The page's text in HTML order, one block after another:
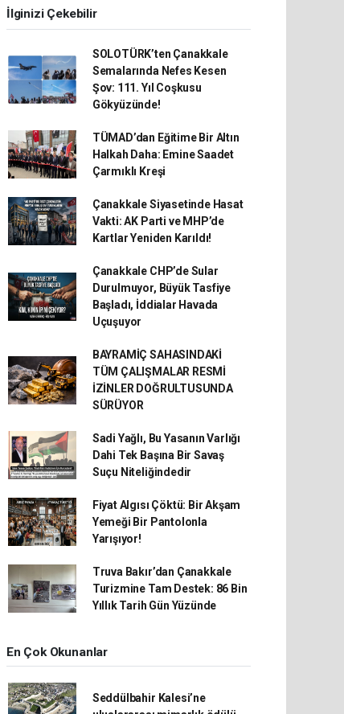
İlginizi Çekebilir
SOLOTÜRK’ten Çanakkale
Semalarında Nefes Kesen
Şov: 111. Yıl Coşkusu
Gökyüzünde!
TÜMAD’dan Eğitime Bir Altın
Halkah Daha: Emine Saadet
Çarmıklı Kreşi
Çanakkale Siyasetinde Hasat
Vakti: AK Parti ve MHP’de
Kartlar Yeniden Karıldı!
Çanakkale CHP’de Sular
Durulmuyor, Büyük Tasfiye
Başladı, İddialar Havada
Uçuşuyor
BAYRAMİÇ SAHASINDAKİ
TÜM ÇALIŞMALAR RESMİ
İZİNLER DOĞRULTUSUNDA
SÜRÜYOR
Sadi Yağlı, Bu Yasanın Varlığı
Dahi Tek Başına Bir Savaş
Suçu Niteliğindedir
Fiyat Algısı Çöktü: Bir Akşam
Yemeği Bir Pantolonla
Yarışıyor!
Truva Bakır’dan Çanakkale
Turizmine Tam Destek: 86 Bin
Yıllık Tarih Gün Yüzünde
En Çok Okunanlar
Seddülbahir Kalesi’ne